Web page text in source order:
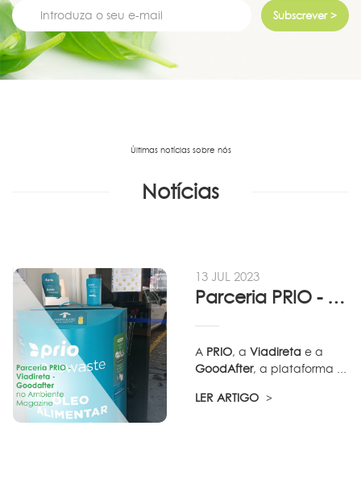
Subscrever >
Últimas notícias sobre nós
Notícias
13 JUL 2023
Parceria PRIO - Viadireta - Goodafter...
A PRIO, aViadireta e a
GoodAfter, a plataforma ...
LER ARTIGO